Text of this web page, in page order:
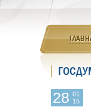
28 01
15